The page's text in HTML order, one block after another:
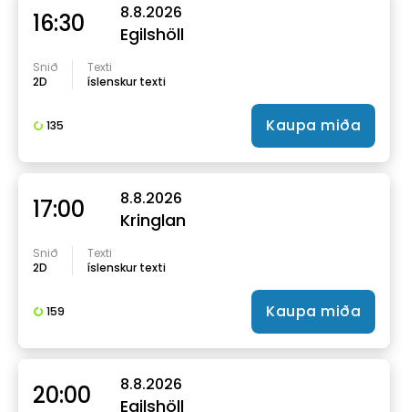
16:30 8.8.2026
Egilshöll
Snið
2D
Texti
íslenskur texti
135 Kaupa miða
17:00 8.8.2026
Kringlan
Snið
2D
Texti
íslenskur texti
159 Kaupa miða
20:00 8.8.2026
Egilshöll